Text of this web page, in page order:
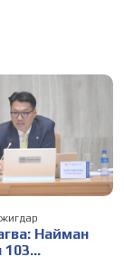
Найман
103